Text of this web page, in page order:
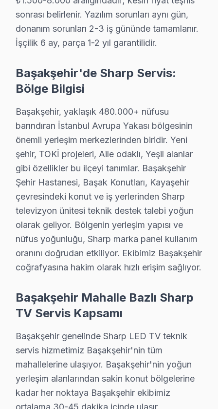
· Başakşehir Sony
· Başakşehir Philips
· Başakşehir Samsung
· Başakşehir LG
· Başakşehir Panasonic
· Başakşehir Toshiba
Başakşehir'de Sharp TV Servisi Hakkında
Başakşehir'de Sharp televizyon servis sorunuza tek
✓ 15+ Yıl Deneyim
✓ Orijinal Yedek Parça
✓ Ücretsiz Arıza Tespiti
Başakşehir, İstanbul'un köklü ilçelerinden biri olup
sonrası belirlenir. Yazılım sorunları aynı gün,
donanım sorunları 2-3 iş gününde tamamlanır.
İşçilik 6 ay, parça 1-2 yıl garantilidir.
Başakşehir'de Sharp Servis:
Bölge Bilgisi
Başakşehir, yaklaşık 480.000+ nüfusu
barındıran İstanbul Avrupa Yakası bölgesinin
önemli yerleşim merkezlerinden biridir. Yeni
şehir, TOKİ projeleri, Aile odaklı, Yeşil alanlar
gibi özellikler bu ilçeyi tanımlar. Başakşehir
Şehir Hastanesi, Başak Konutları, Kayaşehir
çevresindeki konut ve iş yerlerinden Sharp
televizyon ünitesi teknik destek talebi yoğun
olarak geliyor. Bölgenin yerleşim yapısı ve
nüfus yoğunluğu, Sharp marka panel kullanım
oranını doğrudan etkiliyor. Ekibimiz Başakşehir
coğrafyasına hakim olarak hızlı erişim sağlıyor.
Başakşehir Mahalle Bazlı Sharp
TV Servis Kapsamı
Başakşehir genelinde Sharp LED TV teknik
servis hizmetimiz Başakşehir'nin tüm
mahallelerine ulaşıyor. Başakşehir'nin yoğun
yerleşim alanlarından sakin konut bölgelerine
kadar her noktaya Başakşehir ekibimiz